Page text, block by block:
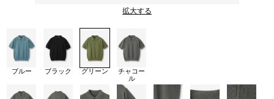
拡大する
ブルー ブラック グリーン チャコー
ル